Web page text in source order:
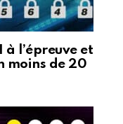
l’épreuve et
moins de 20